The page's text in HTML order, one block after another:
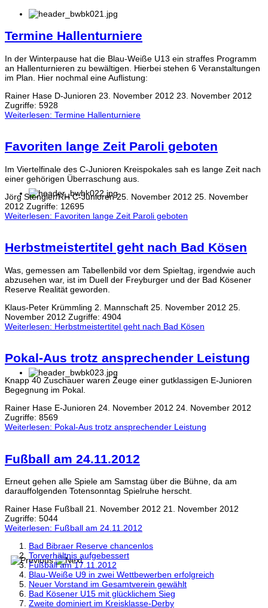
Termine Hallenturniere
In der Winterpause hat die Blau-Weiße U13 ein straffes Programm
an Hallenturnieren zu bewältigen. Hierbei stehen 6 Veranstaltungen
im Plan. Hier nochmal eine Auflistung:
Rainer Hase D-Junioren 23. November 2012 23. November 2012
Zugriffe: 5928
Weiterlesen: Termine Hallenturniere
Favoriten lange Zeit Paroli geboten
Im Viertelfinale des C-Junioren Kreispokales sah es lange Zeit nach
einer gehörigen Überraschung aus.
Jörg Stengler/RH C-Junioren25. November 2012 25. November
2012 Zugriffe: 12695
Weiterlesen: Favoriten lange Zeit Paroli geboten
Herbstmeistertitel geht nach Bad Kösen
Was, gemessen am Tabellenbild vor dem Spieltag, irgendwie auch
abzusehen war, ist im Duell der Freyburger und der Bad Kösener
Reserve Realität geworden.
Klaus-Peter Krümmling 2. Mannschaft 25. November 2012 25.
November 2012 Zugriffe: 4904
Weiterlesen: Herbstmeistertitel geht nach Bad Kösen
Pokal-Aus trotz ansprechender Leistung
Knapp 40 Zuschauer waren Zeuge einer gutklassigen E-Junioren
Begegnung im Pokal.
Rainer Hase E-Junioren 24. November 2012 24. November 2012
Zugriffe: 8569
Weiterlesen: Pokal-Aus trotz ansprechender Leistung
Fußball am 24.11.2012
Erneut gehen alle Spiele am Samstag über die Bühne, da am
darauffolgenden Totensonntag Spielruhe herscht.
Rainer Hase Fußball 21. November 2012 21. November 2012
Zugriffe: 5044
Weiterlesen: Fußball am 24.11.2012
Bad Bibraer Reserve chancenlos
Torverhältnis aufgebessert
Fußball am 17.11.2012
Blau-Weiße U9 in zwei Wettbewerben erfolgreich
Neuer Vorstand im Gesamtverein gewählt
Bad Kösener U15 mit glücklichem Sieg
Zweite dominiert im Kreisklasse-Derby